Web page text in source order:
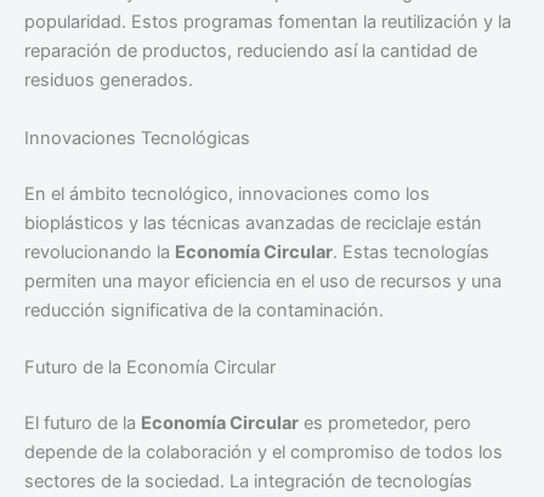
popularidad. Estos programas fomentan la reutilización y la
reparación de productos, reduciendo así la cantidad de
residuos generados.
Innovaciones Tecnológicas
En el ámbito tecnológico, innovaciones como los
bioplásticos y las técnicas avanzadas de reciclaje están
revolucionando la Economía Circular. Estas tecnologías
permiten una mayor eficiencia en el uso de recursos y una
reducción significativa de la contaminación.
Futuro de la Economía Circular
El futuro de la Economía Circular es prometedor, pero
depende de la colaboración y el compromiso de todos los
sectores de la sociedad. La integración de tecnologías